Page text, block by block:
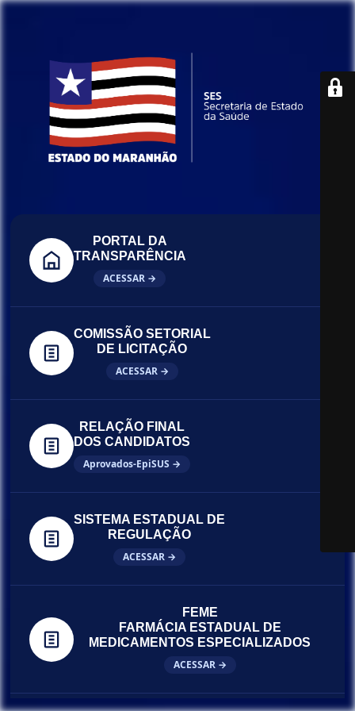
PORTAL DA
TRANSPARÊNCIA
ACESSAR →
COMISSÃO SETORIAL
DE LICITAÇÃO
ACESSAR →
RELAÇÃO FINAL
DOS CANDIDATOS
Aprovados-EpiSUS →
SISTEMA ESTADUAL DE
REGULAÇÃO
ACESSAR →
FEME
FARMÁCIA ESTADUAL DE
MEDICAMENTOS ESPECIALIZADOS
ACESSAR →